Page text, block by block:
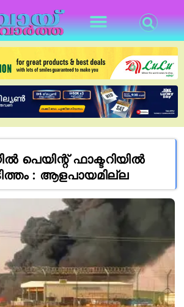
പെയിന്റ് ഫാക്ടറിയിൽ
: ആളപായമില്ല